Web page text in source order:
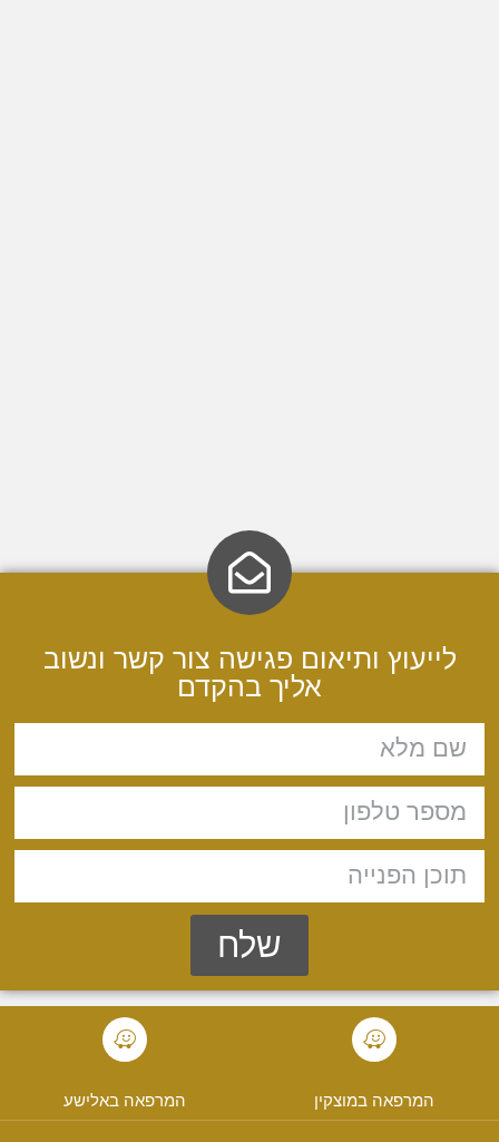
לייעוץ ותיאום פגישה צור קשר ונשוב
אליך בהקדם
שלח
המרפאה במוצקין המרפאה באלישע